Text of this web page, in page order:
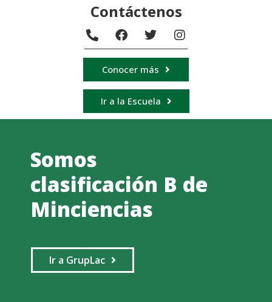
Contáctenos
Conocer más
Ir a la Escuela
Somos
clasificación B de
Minciencias
Ir a GrupLac